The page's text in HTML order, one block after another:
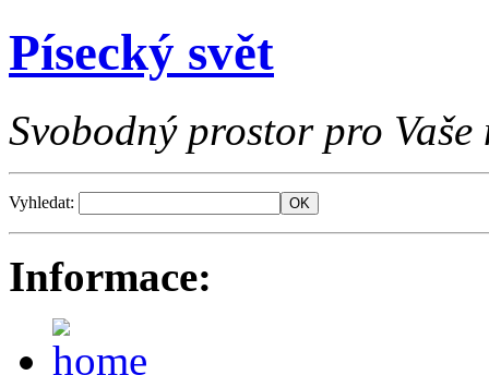
Písecký svět
Svobodný prostor pro Vaše
Vyhledat:
Informace: